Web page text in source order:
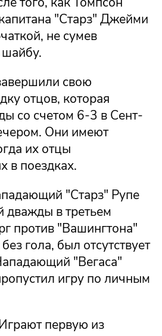
"Старз" Джейми
не сумев
шайбу.
свою
отцов, которая
со счетом 6-3 в Сент-
Они имеют
их отцы
в поездках.
"Старз" Рупе
дважды в третьем
против "Вашингтона"
гола, был отсутствует
"Вегаса"
игру по личным
первую из